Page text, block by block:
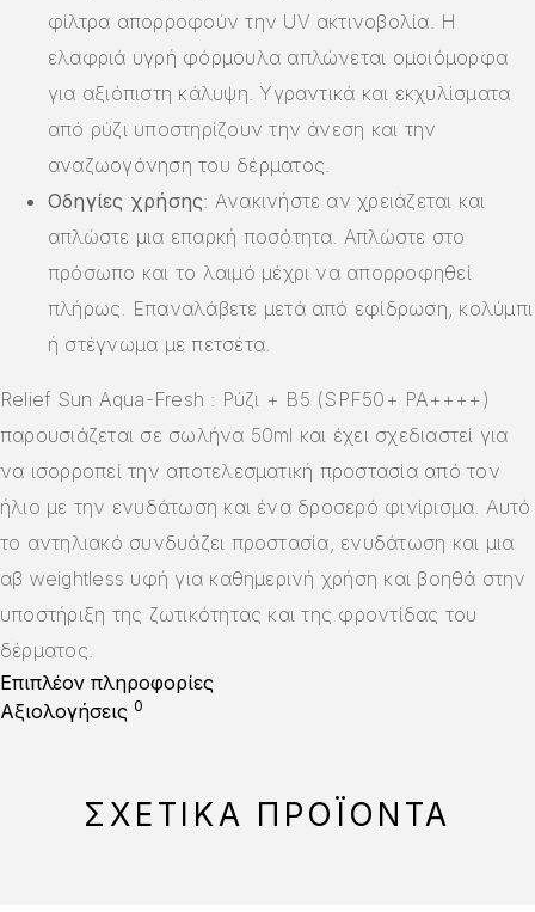
φίλτρα απορροφούν την UV ακτινοβολία. Η
ελαφριά υγρή φόρμουλα απλώνεται ομοιόμορφα
για αξιόπιστη κάλυψη. Υγραντικά και εκχυλίσματα
από ρύζι υποστηρίζουν την άνεση και την
αναζωογόνηση του δέρματος.
Οδηγίες χρήσης: Ανακινήστε αν χρειάζεται και
απλώστε μια επαρκή ποσότητα. Απλώστε στο
πρόσωπο και το λαιμό μέχρι να απορροφηθεί
πλήρως. Επαναλάβετε μετά από εφίδρωση, κολύμπι
ή στέγνωμα με πετσέτα.
Relief Sun Aqua-Fresh : Ρύζι + B5 (SPF50+ PA++++)
παρουσιάζεται σε σωλήνα 50ml και έχει σχεδιαστεί για
να ισορροπεί την αποτελεσματική προστασία από τον
ήλιο με την ενυδάτωση και ένα δροσερό φινίρισμα. Αυτό
το αντηλιακό συνδυάζει προστασία, ενυδάτωση και μια
αβ weightless υφή για καθημερινή χρήση και βοηθά στην
υποστήριξη της ζωτικότητας και της φροντίδας του
δέρματος.
Επιπλέον πληροφορίες
Αξιολογήσεις 0
ΣΧΕΤΙΚΆ ΠΡΟΪΌΝΤΑ